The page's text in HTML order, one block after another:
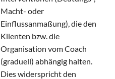
Macht- oder
Einflussanmaßung), die den
Klienten bzw. die
Organisation vom Coach
(graduell) abhängig halten.
Dies widerspricht den